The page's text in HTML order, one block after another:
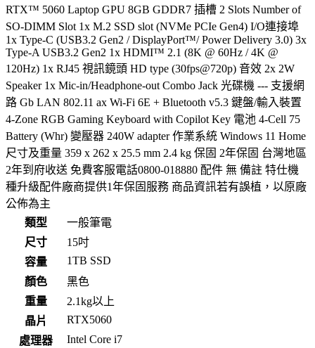
RTX™ 5060 Laptop GPU 8GB GDDR7 插槽 2 Slots Number of
SO-DIMM Slot 1x M.2 SSD slot (NVMe PCIe Gen4) I/O連接埠
1x Type-C (USB3.2 Gen2 / DisplayPort™/ Power Delivery 3.0) 3x
Type-A USB3.2 Gen2 1x HDMI™ 2.1 (8K @ 60Hz / 4K @
120Hz) 1x RJ45 視訊鏡頭 HD type (30fps@720p) 音效 2x 2W
Speaker 1x Mic-in/Headphone-out Combo Jack 光碟機 --- 支援網
路 Gb LAN 802.11 ax Wi-Fi 6E + Bluetooth v5.3 鍵盤/輸入裝置
4-Zone RGB Gaming Keyboard with Copilot Key 電池 4-Cell 75
Battery (Whr) 變壓器 240W adapter 作業系統 Windows 11 Home
尺寸及重量 359 x 262 x 25.5 mm 2.4 kg 保固 2年保固 台灣地區
2年到府收送 免費客服電話0800-018880 配件 無 備註 特仕機
種升級配件廠商提供1年保固服務 商品資訊若有誤植，以原廠
公佈為主
類型
一般筆電
尺寸
15吋
容量
1TB SSD
顏色
黑色
重量
2.1kg以上
晶片
RTX5060
處理器
Intel Core i7